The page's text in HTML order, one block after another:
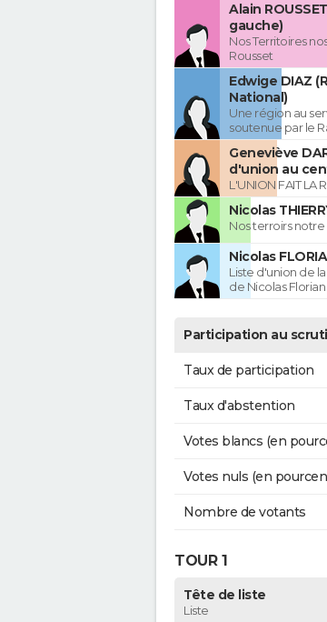
Alain
gauche)
Nos Territoires
Rousset
Edwige DIAZ
National)
Une région au
soutenue par le
Geneviève
d'union au
L'UNION FAIT LA
Nicolas
Nos terroirs notre
Nicolas
Liste d'union de
de Nicolas Florian
Participation au
Taux de participation
Taux d'abstention
Votes blancs (en
Votes nuls (en
Nombre de votants
TOUR 1
Tête de liste
Liste